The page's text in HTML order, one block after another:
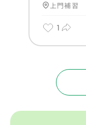
上門補習
1